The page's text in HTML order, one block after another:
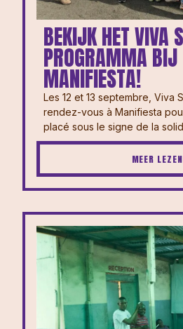
BEKIJK HET VIVA
PROGRAMMA BIJ
MANIFIESTA!
Les 12 et 13 septembre, Viva
rendez-vous à Manifiesta
placé sous le signe de la
MEER LEZEN